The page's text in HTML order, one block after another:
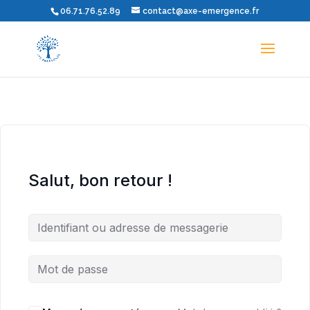
06.71.76.52.89 contact@axe-emergence.fr
Salut, bon retour !